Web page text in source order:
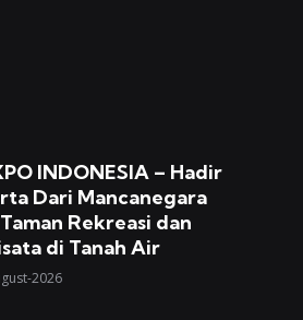
INDONESIA – Hadir
Dari Mancanegara
Rekreasi dan
di Tanah Air
2026